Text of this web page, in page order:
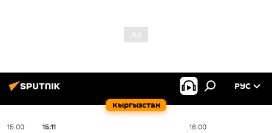
Кыргызстан
РУС
15:00 16:00
15:11